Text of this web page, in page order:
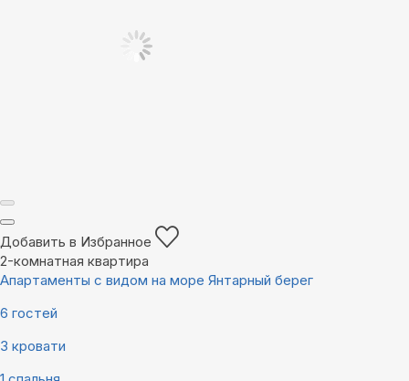
Добавить в Избранное
2-комнатная квартира
Апартаменты с видом на море Янтарный берег
6 гостей
3 кровати